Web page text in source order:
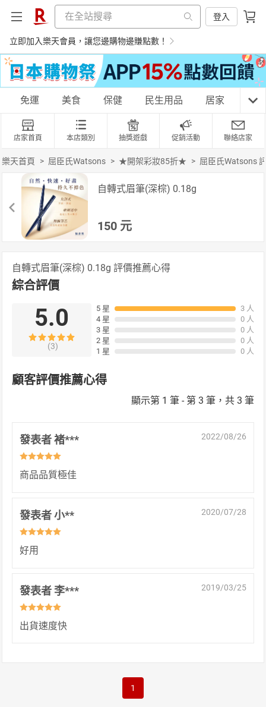
登入
立即加入樂天會員，讓您邊購物邊賺點數！
購物網分類
天天免運 美食蛋糕 養生保健 民生用品
居家生活
日本購物 電子/紙本書
HOT
免運 美食 保健 民生用品 居家 3C
店家首頁 本店類別 抽獎遊戲 促銷活動 聯絡店家
樂天首頁 > 屈臣氏Watsons > ★開架彩妝85折★ > 屈臣氏Watsons
自轉式眉筆(深棕) 0.18g
150 元
自轉式眉筆(深棕) 0.18g 評價推薦心得
綜合評價
5.0
(3)
5 星
4 星
3 星
2 星
1 星
3 人
0 人
0 人
0 人
0 人
顧客評價推薦心得
顯示第 1 筆 - 第 3 筆，共 3 筆
發表者 褚*** 2022/08/26
商品品質極佳
發表者 小** 2020/07/28
好用
發表者 李*** 2019/03/25
出貨速度快
1